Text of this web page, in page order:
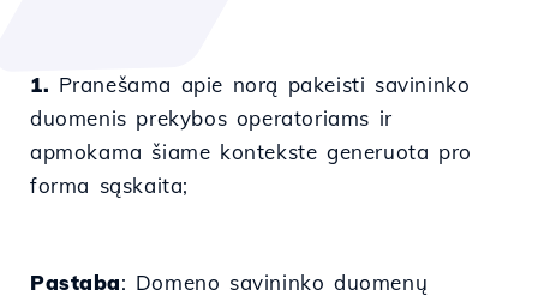
1. Pranešama apie norą pakeisti savininko
duomenis prekybos operatoriams ir
apmokama šiame kontekste generuota pro
forma sąskaita;
Pastaba: Domeno savininko duomenų